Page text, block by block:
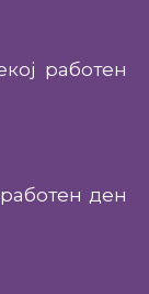
работен
ден